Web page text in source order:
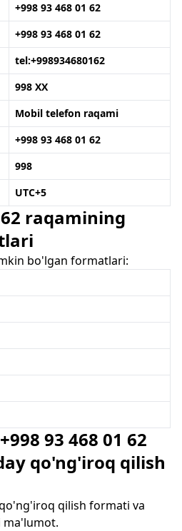
+998 93 468 01 62
+998 93 468 01 62
tel:+998934680162
998 XX
Mobil telefon raqami
+998 93 468 01 62
998
UTC+5
62 raqamining
bo'lgan formatlari:
93 468 01 62
qo'ng'iroq qilish
qilish formati va
ma'lumot.